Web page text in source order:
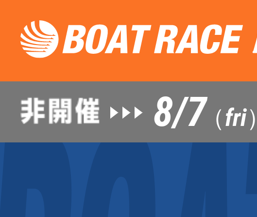
8/7（fri）